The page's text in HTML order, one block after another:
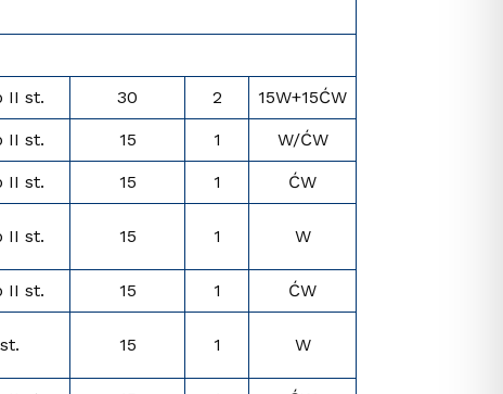
II st. 30 2 15W+15ĆW
II st. 15 1 W/ĆW
II st. 15 1 ĆW
II st. 15 1 W
II st. 15 1 ĆW
15 1 W